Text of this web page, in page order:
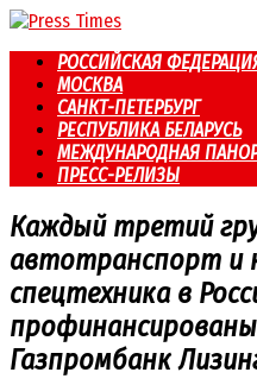
Перейти
контентуРОССИЙСКАЯ
МОСКВА
САНКТ-ПЕТЕРБУРГ
РЕСПУБЛИКА БЕЛАРУСЬ
МЕЖДУНАРОДНАЯ
ПРЕСС-РЕЛИЗЫ
Каждый третий
автотранспорт и
спецтехника в
Газпромбанк